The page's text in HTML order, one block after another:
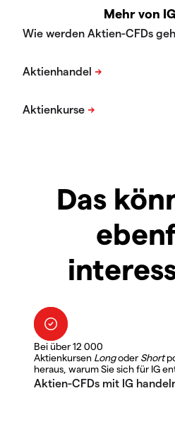
Mehr von
Das
Bei über 12 000
Aktienkursen LongoderShort
heraus, warum Sie sich für IG